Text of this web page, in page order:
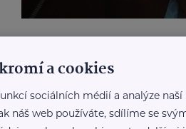
a cookies
sociálních médií a analýze
náš web používáte, sdílíme se